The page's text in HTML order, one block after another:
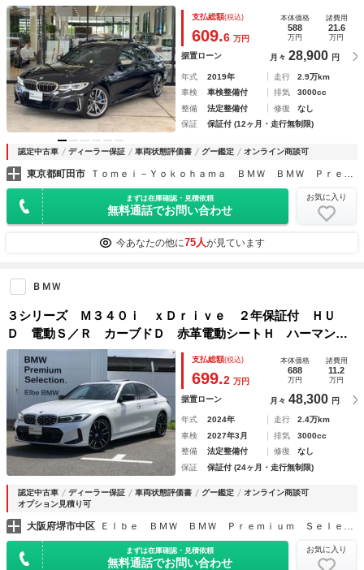
／ｈａｍａｎ．ｋａｒｄｏｎ／トップビュー／ジェスチャーコ
ントロール／黒革／ヘッドアップディスプレイ／１９ＡＷ／フ
ルセグ
支払総額(税込)
609.6 万円
本体価格
588
万円
諸費用
21.6
万円
据置ローン 月々 28,900 円
年式 2019年 走行
2.9万km
車検
車検整備付 排気
3000cc
整備
法定整備付 修復
なし
保証
保証付 (12ヶ月・走行無制限)
認定中古車 ディーラー保証 車両状態評価書 グー鑑定 オンライン商談可
東京都町田市 Ｔｏｍｅｉ－Ｙｏｋｏｈａｍａ ＢＭＷ ＢＭＷ Ｐｒｅｍｉｕｍ Ｓｅｌｅｃｔｉｏｎ 東名横浜
まずは在庫確認・見積依頼
無料通話でお問い合わせ
お気に入り
今あなたの他に75人が見ています
ＢＭＷ
３シリーズ Ｍ３４０ｉ ｘＤｒｉｖｅ ２年保証付 ＨＵ
Ｄ 電動Ｓ／Ｒ カーブドＤ 赤革電動シートＨ ハーマン
Ｋ Ｍブレーキ 全方位カメラ プライバシーＧ ウッドＰ
電動トランク ドラレコ前後 １９ＡＷ 弊社下取り車 ワン
オーナー認定中古車
支払総額(税込)
699.2 万円
本体価格
688
万円
諸費用
11.2
万円
据置ローン 月々 48,300 円
年式 2024年 走行
2.4万km
車検
2027年3月 排気
3000cc
整備
法定整備付 修復
なし
保証
保証付 (24ヶ月・走行無制限)
認定中古車 ディーラー保証 車両状態評価書 グー鑑定
オンライン商談可
オプション見積り可
大阪府堺市中区 Ｅｌｂｅ ＢＭＷ ＢＭＷ Ｐｒｅｍｉｕｍ Ｓｅｌｅｃｔｉｏｎ 堺
まずは在庫確認・見積依頼
無料通話でお問い合わせ
お気に入り